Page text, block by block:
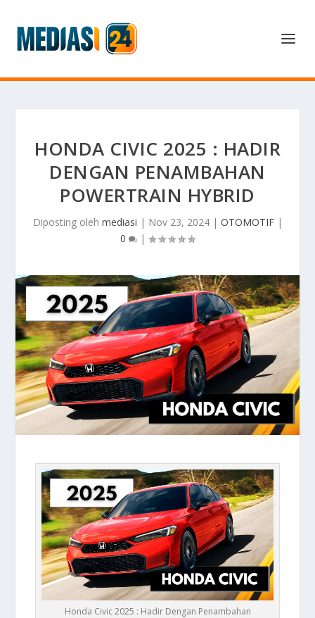
HONDA CIVIC 2025 : HADIR
DENGAN PENAMBAHAN
POWERTRAIN HYBRID
Diposting oleh mediasi | Nov 23, 2024| OTOMOTIF|
0
|
Honda Civic 2025 : Hadir Dengan Penambahan